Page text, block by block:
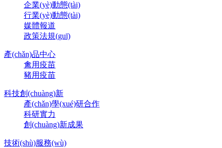
企業(yè)動態(tài)
行業(yè)動態(tài)
媒體報道
政策法規(guī)
產(chǎn)品中心
禽用疫苗
豬用疫苗
科技創(chuàng)新
產(chǎn)學(xué)研合作
科研實力
創(chuàng)新成果
技術(shù)服務(wù)